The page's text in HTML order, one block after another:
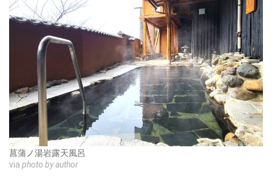
菖蒲ノ湯岩露天風呂
via photo by author